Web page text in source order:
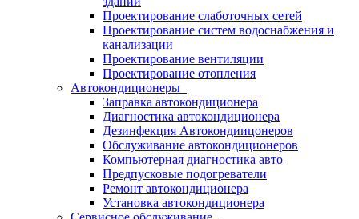
Проектирование слаботочных сетей
Проектирование систем водоснабжения и
канализации
Проектирование вентиляции
Проектирование отопления
Автокондиционеры
Заправка автокондиционера
Диагностика автокондиционера
Дезинфекция Автокондиицонеров
Обслуживание автокондиционеров
Компьютерная диагностика авто
Предпусковые подогреватели
Ремонт автокондиционера
Установка автокондиционера